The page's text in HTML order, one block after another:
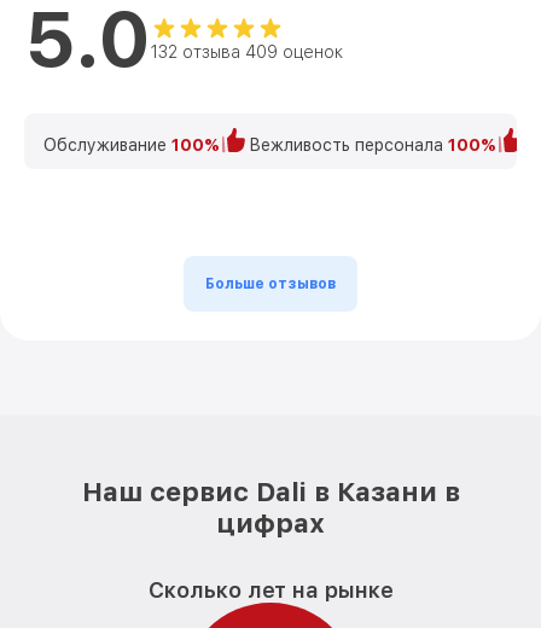
5.0 132 отзыва 409 оценок
Обслуживание 100% Вежливость персонала 100%
Больше отзывов
Наш сервис Dali в Казани в
цифрах
Сколько лет на рынке